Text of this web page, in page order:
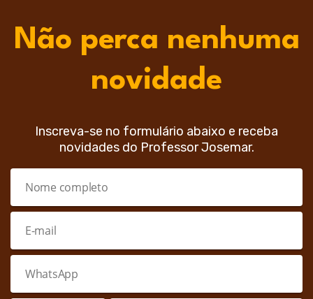
Não perca nenhuma
novidade
Inscreva-se no formulário abaixo e receba
novidades do Professor Josemar.